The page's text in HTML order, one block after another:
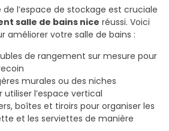
l’espace de stockage est cruciale
salle de bains nice réussi. Voici
améliorer votre salle de bains :
de rangement sur mesure pour
murales ou des niches
l’espace vertical
boîtes et tiroirs pour organiser les
et les serviettes de manière